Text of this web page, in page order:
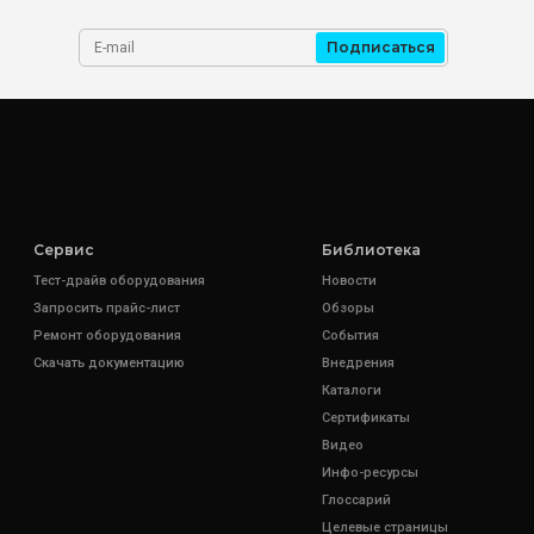
Подписаться
Сервис
Тест-драйв оборудования
Запросить прайс-лист
Ремонт оборудования
Скачать документацию
Библиотека
Новости
Обзоры
События
Внедрения
Каталоги
Сертификаты
Видео
Инфо-ресурсы
Глоссарий
Целевые страницы